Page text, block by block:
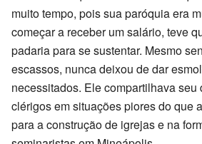
muito tempo, pois sua paróquia era
começar a receber um salário, teve
padaria para se sustentar. Mesmo
escassos, nunca deixou de dar
necessitados. Ele compartilhava seu
clérigos em situações piores do que
para a construção de igrejas e na